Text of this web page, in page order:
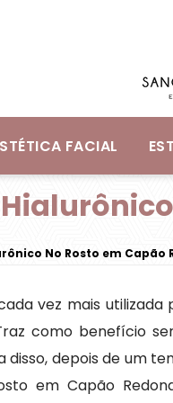
FACIAL
No Rosto em Capão
vez mais
como benefício
depois de um
em Capão